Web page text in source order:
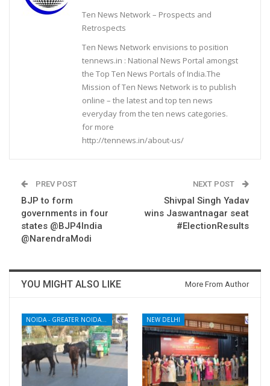
Ten News Network – Prospects and
Retrospects
Ten News Network envisions to position
tennews.in : National News Portal amongst
the Top Ten News Portals of India.The
Mission of Ten News Network is to publish
online – the latest and top ten news
everyday from the ten news categories.
for more
http://tennews.in/about-us/
PREV POST
BJP to form
governments in four
states @BJP4India
@NarendraModi
NEXT POST
Shivpal Singh Yadav
wins Jaswantnagar seat
#ElectionResults
YOU MIGHT ALSO LIKE More From Author
NEW DELHI